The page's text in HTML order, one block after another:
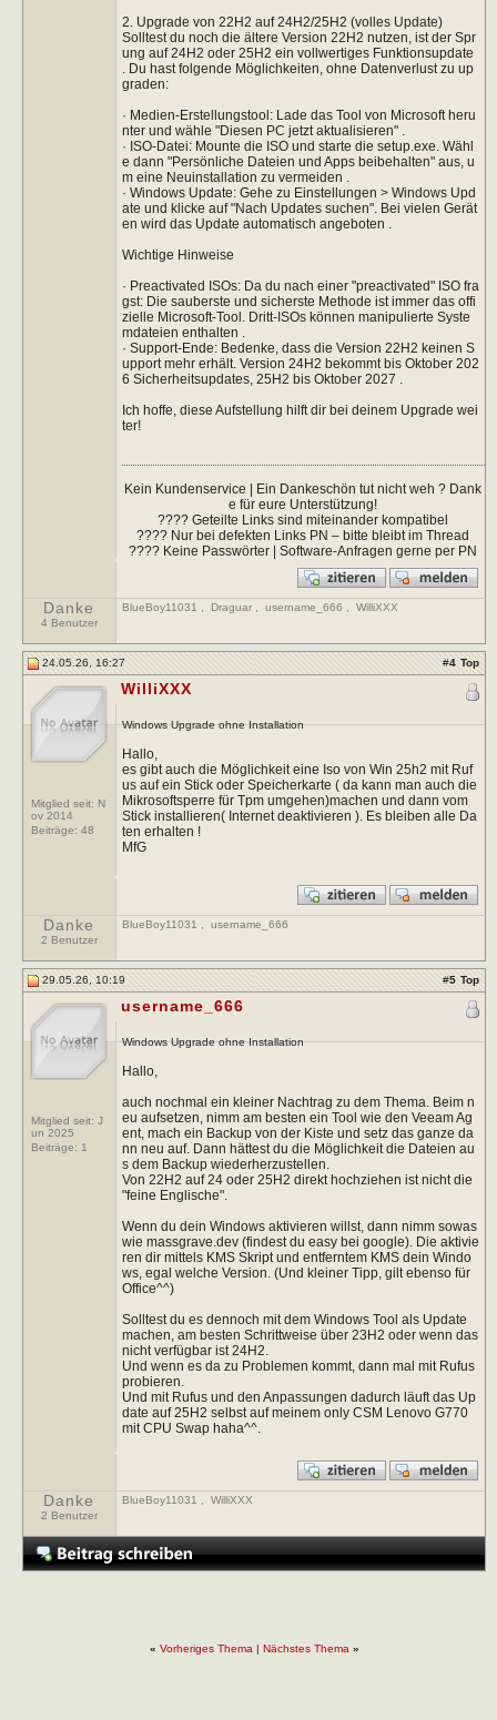
2. Upgrade von 22H2 auf 24H2/25H2 (volles Update)
Solltest du noch die ältere Version 22H2 nutzen, ist der Spr
ung auf 24H2 oder 25H2 ein vollwertiges Funktionsupdate
. Du hast folgende Möglichkeiten, ohne Datenverlust zu up
graden:
· Medien-Erstellungstool: Lade das Tool von Microsoft heru
nter und wähle "Diesen PC jetzt aktualisieren" .
· ISO-Datei: Mounte die ISO und starte die setup.exe. Wähl
e dann "Persönliche Dateien und Apps beibehalten" aus, u
m eine Neuinstallation zu vermeiden .
· Windows Update: Gehe zu Einstellungen > Windows Upd
ate und klicke auf "Nach Updates suchen". Bei vielen Gerät
en wird das Update automatisch angeboten .
Wichtige Hinweise
· Preactivated ISOs: Da du nach einer "preactivated" ISO fra
gst: Die sauberste und sicherste Methode ist immer das offi
zielle Microsoft-Tool. Dritt-ISOs können manipulierte Syste
mdateien enthalten .
· Support-Ende: Bedenke, dass die Version 22H2 keinen S
upport mehr erhält. Version 24H2 bekommt bis Oktober 202
6 Sicherheitsupdates, 25H2 bis Oktober 2027 .
Ich hoffe, diese Aufstellung hilft dir bei deinem Upgrade wei
ter!
Kein Kundenservice | Ein Dankeschön tut nicht weh ? Dank
e für eure Unterstützung!
???? Geteilte Links sind miteinander kompatibel
???? Nur bei defekten Links PN – bitte bleibt im Thread
???? Keine Passwörter | Software-Anfragen gerne per PN
Danke
4 Benutzer
BlueBoy11031 Draguar username_666 WilliXXX
24.05.26, 16:27 #4 Top
Mitglied seit: N
ov 2014
Beiträge: 48
WilliXXX
Windows Upgrade ohne Installation
Hallo,
es gibt auch die Möglichkeit eine Iso von Win 25h2 mit Ruf
us auf ein Stick oder Speicherkarte ( da kann man auch die
Mikrosoftsperre für Tpm umgehen)machen und dann vom
Stick installieren( Internet deaktivieren ). Es bleiben alle Da
ten erhalten !
MfG
Danke
2 Benutzer
BlueBoy11031 username_666
29.05.26, 10:19 #5 Top
Mitglied seit: J
un 2025
Beiträge: 1
username_666
Windows Upgrade ohne Installation
Hallo,
auch nochmal ein kleiner Nachtrag zu dem Thema. Beim n
eu aufsetzen, nimm am besten ein Tool wie den Veeam Ag
ent, mach ein Backup von der Kiste und setz das ganze da
nn neu auf. Dann hättest du die Möglichkeit die Dateien au
s dem Backup wiederherzustellen.
Von 22H2 auf 24 oder 25H2 direkt hochziehen ist nicht die
"feine Englische".
Wenn du dein Windows aktivieren willst, dann nimm sowas
wie massgrave.dev (findest du easy bei google). Die aktivie
ren dir mittels KMS Skript und entferntem KMS dein Windo
ws, egal welche Version. (Und kleiner Tipp, gilt ebenso für
Office^^)
Solltest du es dennoch mit dem Windows Tool als Update
machen, am besten Schrittweise über 23H2 oder wenn das
nicht verfügbar ist 24H2.
Und wenn es da zu Problemen kommt, dann mal mit Rufus
probieren.
Und mit Rufus und den Anpassungen dadurch läuft das Up
date auf 25H2 selbst auf meinem only CSM Lenovo G770
mit CPU Swap haha^^.
Danke
2 Benutzer
BlueBoy11031 WilliXXX
« Vorheriges Thema | Nächstes Thema »